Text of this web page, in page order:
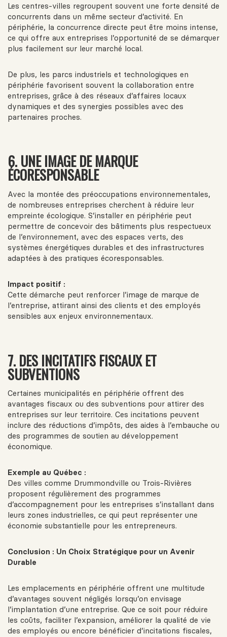
Les centres-villes regroupent souvent une forte densité de
concurrents dans un même secteur d’activité. En
périphérie, la concurrence directe peut être moins intense,
ce qui offre aux entreprises l’opportunité de se démarquer
plus facilement sur leur marché local.
De plus, les parcs industriels et technologiques en
périphérie favorisent souvent la collaboration entre
entreprises, grâce à des réseaux d’affaires locaux
dynamiques et des synergies possibles avec des
partenaires proches.
6. UNE IMAGE DE MARQUE
ÉCORESPONSABLE
Avec la montée des préoccupations environnementales,
de nombreuses entreprises cherchent à réduire leur
empreinte écologique. S’installer en périphérie peut
permettre de concevoir des bâtiments plus respectueux
de l’environnement, avec des espaces verts, des
systèmes énergétiques durables et des infrastructures
adaptées à des pratiques écoresponsables.
Impact positif :
Cette démarche peut renforcer l’image de marque de
l’entreprise, attirant ainsi des clients et des employés
sensibles aux enjeux environnementaux.
7. DES INCITATIFS FISCAUX ET
SUBVENTIONS
Certaines municipalités en périphérie offrent des
avantages fiscaux ou des subventions pour attirer des
entreprises sur leur territoire. Ces incitations peuvent
inclure des réductions d’impôts, des aides à l’embauche ou
des programmes de soutien au développement
économique.
Exemple au Québec :
Des villes comme Drummondville ou Trois-Rivières
proposent régulièrement des programmes
d’accompagnement pour les entreprises s’installant dans
leurs zones industrielles, ce qui peut représenter une
économie substantielle pour les entrepreneurs.
Conclusion : Un Choix Stratégique pour un Avenir
Durable
Les emplacements en périphérie offrent une multitude
d’avantages souvent négligés lorsqu’on envisage
l’implantation d’une entreprise. Que ce soit pour réduire
les coûts, faciliter l’expansion, améliorer la qualité de vie
des employés ou encore bénéficier d’incitations fiscales,